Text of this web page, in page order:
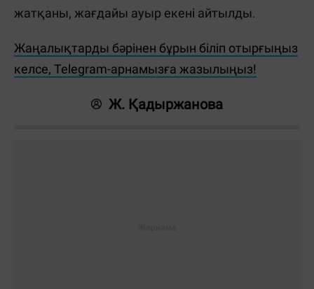
жатқаны, жағдайы ауыр екені айтылды.
Жаңалықтарды бәрінен бұрын біліп отырғыңыз
келсе, Telegram-арнамызға жазылыңыз!
Ж. Қадыржанова